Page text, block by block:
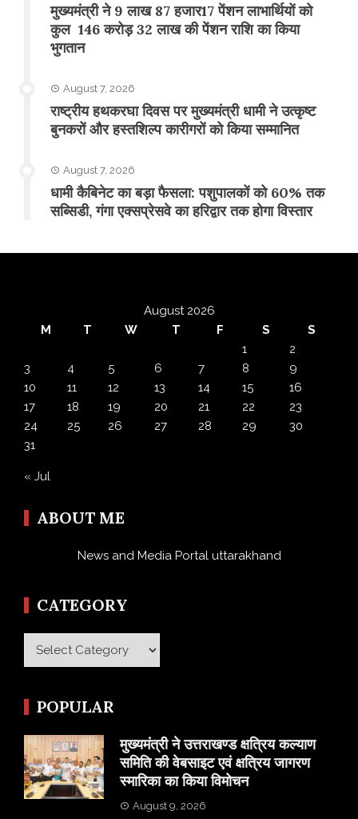
मुख्यमंत्री ने 9 लाख 87 हजार17 पेंशन लाभार्थियों को
कुल 146 करोड़ 32 लाख की पेंशन राशि का किया
भुगतान
August 7, 2026
राष्ट्रीय हथकरघा दिवस पर मुख्यमंत्री धामी ने उत्कृष्ट
बुनकरों और हस्तशिल्प कारीगरों को किया सम्मानित
August 7, 2026
​धामी कैबिनेट का बड़ा फैसला: पशुपालकों को 60% तक
सब्सिडी, गंगा एक्सप्रेसवे का हरिद्वार तक होगा विस्तार
August 2026
M
T W T F S
S
1
2
3
4 5 6 7 8
9
10
11 12 13 14 15
16
17
18 19 20 21 22
23
24
25 26 27 28 29
30
31
« Jul
ABOUT ME
News and Media Portal uttarakhand
CATEGORY
Category
POPULAR
मुख्यमंत्री ने उत्तराखण्ड क्षत्रिय कल्याण
समिति की वेबसाइट एवं क्षत्रिय जागरण
स्मारिका का किया विमोचन
August 9, 2026